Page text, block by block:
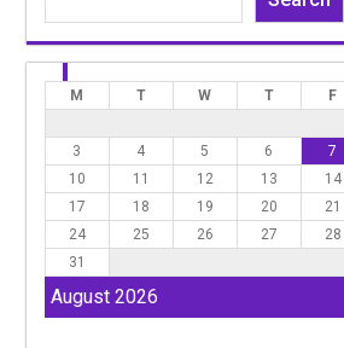
August 2026
M T W T F
3
4 5 6 7
10
11 12 13 14
17
18 19 20 21
24
25 26 27 28
31